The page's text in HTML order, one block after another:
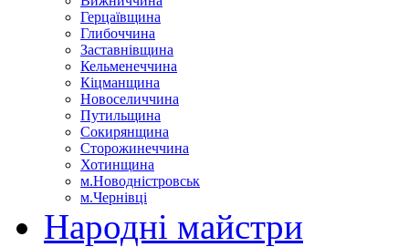
Герцаївщина
Глибоччина
Заставнівщина
Кельменеччина
Кіцманщина
Новоселиччина
Путильщина
Сокирянщина
Сторожинеччина
Хотинщина
м.Новодністровськ
м.Чернівці
Народні майстри